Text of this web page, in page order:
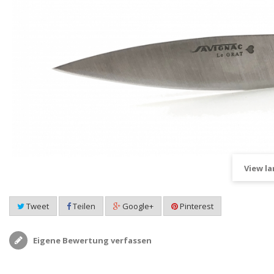
View
Tweet Teilen Google+ Pinterest
Eigene Bewertung verfassen